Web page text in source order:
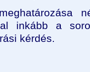
inkább a
kérdés.